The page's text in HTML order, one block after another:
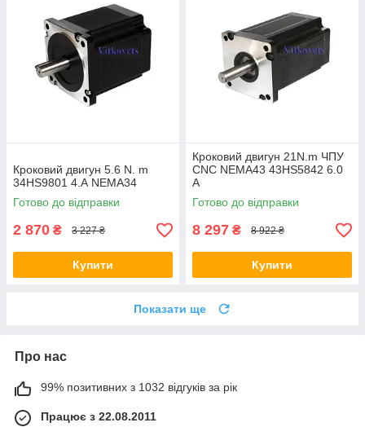
Кроковий двигун 5.6 N. m
34HS9801 4.А NEMA34
Готово до відправки
2 870 ₴ 3 227 ₴
Купити
Кроковий двигун 21N.m ЧПУ
CNC NEMA43 43HS5842 6.0
А
Готово до відправки
8 297 ₴ 8 922 ₴
Купити
Показати ще
Про нас
99% позитивних з 1032 відгуків за рік
Працює з 22.08.2011